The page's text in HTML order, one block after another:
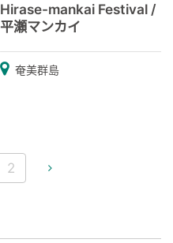
Hirase-mankai Festival /
平瀬マンカイ
奄美群島
2